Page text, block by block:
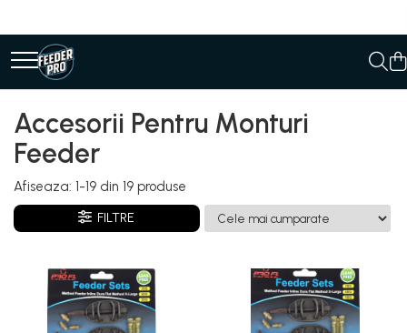
Accesorii Pentru Monturi
Feeder
Afiseaza: 1-19 din 19 produse
FILTRE